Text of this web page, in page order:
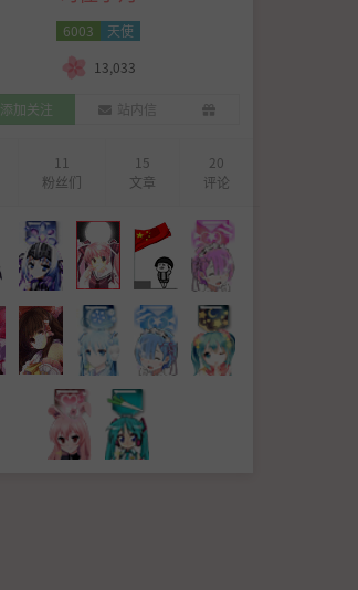
6003
天使
13,033
添加关注 站内信
11
粉丝们
15
文章
20
评论